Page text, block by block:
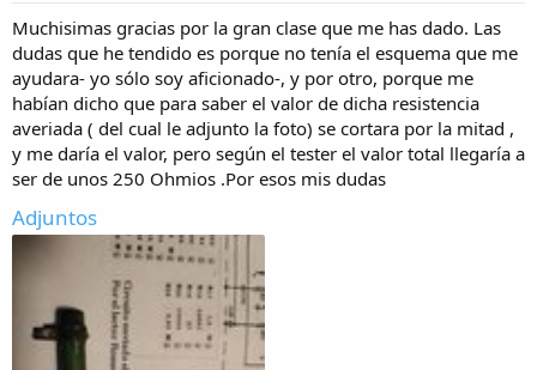
Muchisimas gracias por la gran clase que me has dado. Las
dudas que he tendido es porque no tenía el esquema que me
ayudara- yo sólo soy aficionado-, y por otro, porque me
habían dicho que para saber el valor de dicha resistencia
averiada ( del cual le adjunto la foto) se cortara por la mitad ,
y me daría el valor, pero según el tester el valor total llegaría a
ser de unos 250 Ohmios .Por esos mis dudas
Adjuntos